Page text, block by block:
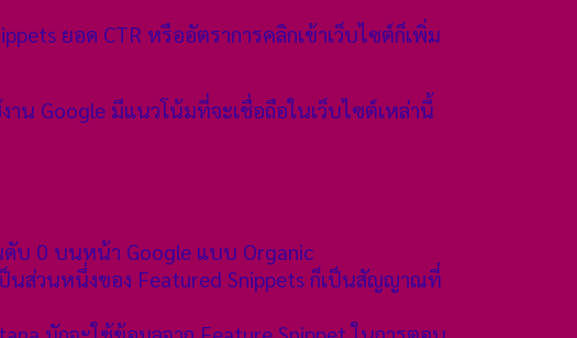
ยอด CTR หรืออัตราการคลิกเข้าเว็บไซต์ก็เพิ่ม
น Google มีแนวโน้มที่จะเชื่อถือในเว็บไซต์เหล่านี้
บ 0 บนหน้า Google แบบ Organic
นส่วนหนึ่งของ Featured Snippets ก็เป็นสัญญาณที่